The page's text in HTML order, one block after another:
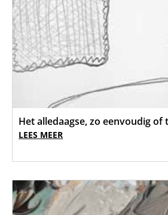
Het alledaagse, zo eenvoudig of
LEES MEER